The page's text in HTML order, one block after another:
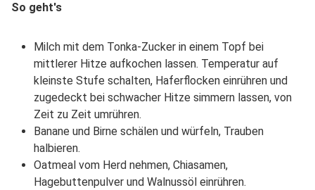
So geht's
Milch mit dem Tonka-Zucker in einem Topf bei
mittlerer Hitze aufkochen lassen. Temperatur auf
kleinste Stufe schalten, Haferflocken einrühren und
zugedeckt bei schwacher Hitze simmern lassen, von
Zeit zu Zeit umrühren.
Banane und Birne schälen und würfeln, Trauben
halbieren.
Oatmeal vom Herd nehmen, Chiasamen,
Hagebuttenpulver und Walnussöl einrühren.